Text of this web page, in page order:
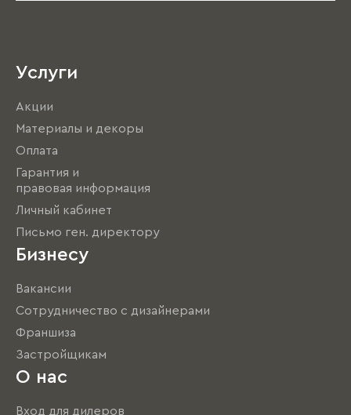
Услуги
Акции
Материалы и декоры
Оплата
Гарантия и
правовая информация
Личный кабинет
Письмо ген. директору
Бизнесу
Вакансии
Сотрудничество с дизайнерами
Франшиза
Застройщикам
О нас
Вход для дилеров